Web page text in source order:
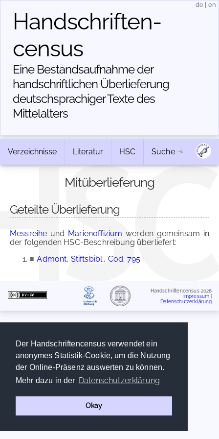
Der Handschriftencensus verwendet ein
anonymes Statistik-Cookie, um die Nutzung
der Online-Präsenz auswerten zu können.
Mehr dazu in der Datenschutzerklärung
Okay
Handschriften­
census
Eine Bestandsaufnahme der
handschriftlichen Über­lieferung
deutschsprachiger Texte des
Mittelalters
de en
Verzeichnisse Literatur HSC Suche
Mitüberlieferung
Geteilte Überlieferung
Messreihe und Marienoffizium werden gemeinsam in
der folgenden HSC-Beschreibung überliefert:
■ Admont, Stiftsbibl., Cod. 795
Handschriftencensus 2026
Impressum
Datenschutzerklärung